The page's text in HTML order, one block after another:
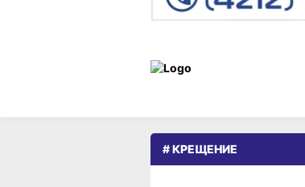
# КРЕЩЕНИЕ